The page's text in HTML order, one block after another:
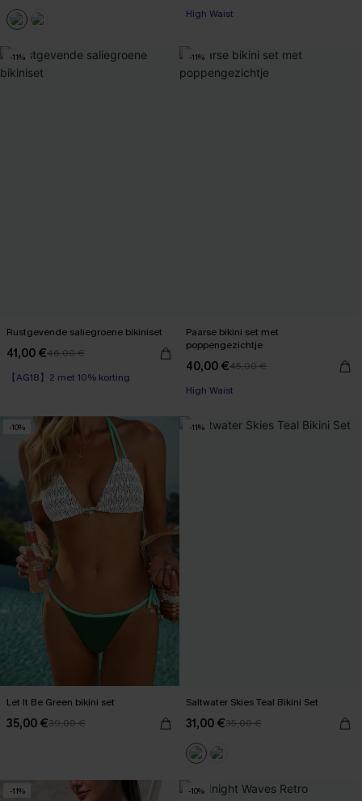
High Waist
-11%
Rustgevende saliegroene bikiniset
41,00 €46,00 €
【AG18】2 met 10% korting
-11%
Paarse bikini set met
poppengezichtje
40,00 €45,00 €
High Waist
-10%
Let It Be Green bikini set
35,00 €39,00 €
-11%
Saltwater Skies Teal Bikini Set
31,00 €35,00 €
-11% -10%